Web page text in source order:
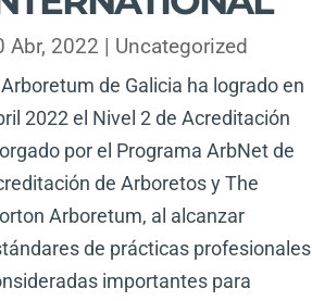
Abr, 2022 | Uncategorized
de Galicia ha logrado en
2022 el Nivel 2 de Acreditación
por el Programa ArbNet de
de Arboretos y The
Arboretum, al alcanzar
de prácticas profesionales
importantes para